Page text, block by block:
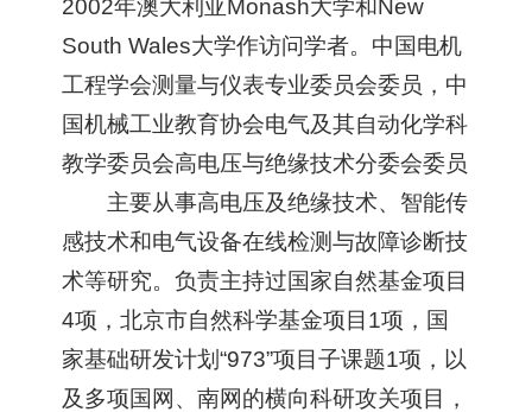
2002年澳大利亚Monash大学和New
South Wales大学作访问学者。中国电机
工程学会测量与仪表专业委员会委员，中
国机械工业教育协会电气及其自动化学科
教学委员会高电压与绝缘技术分委会委员
主要从事高电压及绝缘技术、智能传
感技术和电气设备在线检测与故障诊断技
术等研究。负责主持过国家自然基金项目
4项，北京市自然科学基金项目1项，国
家基础研发计划“973”项目子课题1项，以
及多项国网、南网的横向科研攻关项目，